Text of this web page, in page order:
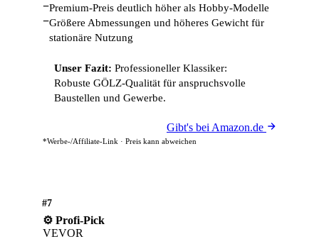
−Premium-Preis deutlich höher als Hobby-Modelle
−Größere Abmessungen und höheres Gewicht für
stationäre Nutzung
Unser Fazit: Professioneller Klassiker:
Robuste GÖLZ-Qualität für anspruchsvolle
Baustellen und Gewerbe.
Gibt's bei Amazon.de
*Werbe-/Affiliate-Link · Preis kann abweichen
#7
⚙️ Profi-Pick
VEVOR